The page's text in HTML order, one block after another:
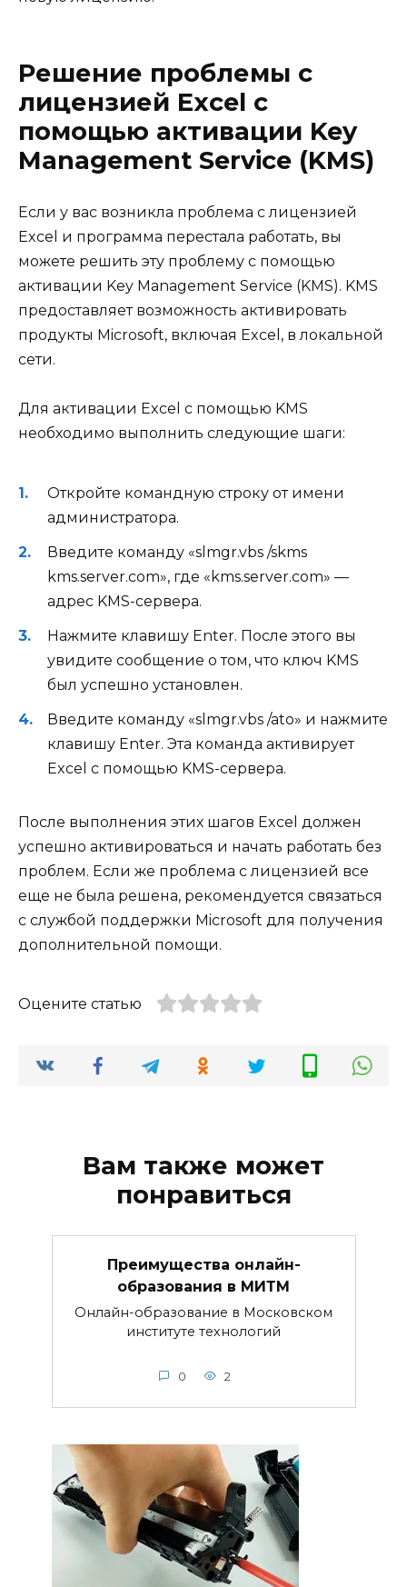
Решение проблемы с
лицензией Excel с
помощью активации Key
Management Service (KMS)
Если у вас возникла проблема с лицензией
Excel и программа перестала работать, вы
можете решить эту проблему с помощью
активации Key Management Service (KMS). KMS
предоставляет возможность активировать
продукты Microsoft, включая Excel, в локальной
сети.
Для активации Excel с помощью KMS
необходимо выполнить следующие шаги:
Откройте командную строку от имени
администратора.
Введите команду «slmgr.vbs /skms
kms.server.com», где «kms.server.com» —
адрес KMS-сервера.
Нажмите клавишу Enter. После этого вы
увидите сообщение о том, что ключ KMS
был успешно установлен.
Введите команду «slmgr.vbs /ato» и нажмите
клавишу Enter. Эта команда активирует
Excel с помощью KMS-сервера.
После выполнения этих шагов Excel должен
успешно активироваться и начать работать без
проблем. Если же проблема с лицензией все
еще не была решена, рекомендуется связаться
с службой поддержки Microsoft для получения
дополнительной помощи.
Оцените статью
Вам также может
понравиться
Преимущества онлайн-
образования в МИТМ
Онлайн-образование в Московском
институте технологий
0 2